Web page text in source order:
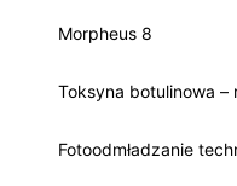
Morpheus 8
Toksyna botulinowa
Fotoodmładzanie